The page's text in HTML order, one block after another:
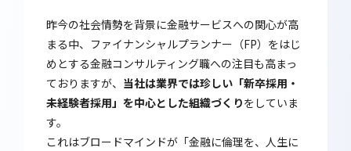
昨今の社会情勢を背景に金融サービスへの関心が高
まる中、ファイナンシャルプランナー（FP）をはじ
めとする金融コンサルティング職への注目も高まっ
ておりますが、 当社は業界では珍しい「新卒採用・
未経験者採用」を中心とした組織づくりをしていま
す。
これはブロードマインドが「金融に倫理を、人生に